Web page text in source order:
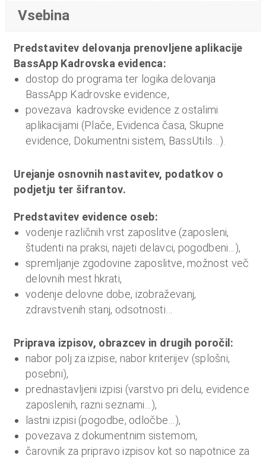
b
r
a
č
u
n
,
o
a
l
o
n
f
n
a
c
Vsebina
Predstavitev delovanja prenovljene aplikacije
BassApp Kadrovska evidenca:
dostop do programa ter logika delovanja
BassApp Kadrovske evidence,
povezava kadrovske evidence z ostalimi
aplikacijami (Plače, Evidenca časa, Skupne
evidence, Dokumentni sistem, BassUtils…).
Urejanje osnovnih nastavitev, podatkov o
podjetju ter šifrantov.
Predstavitev evidence oseb:
vodenje različnih vrst zaposlitve (zaposleni,
študenti na praksi, najeti delavci, pogodbeni…),
spremljanje zgodovine zaposlitve, možnost več
delovnih mest hkrati,
vodenje delovne dobe, izobraževanj,
zdravstvenih stanj, odsotnosti…
Priprava izpisov, obrazcev in drugih poročil:
nabor polj za izpise, nabor kriterijev (splošni,
posebni),
prednastavljeni izpisi (varstvo pri delu, evidence
zaposlenih, razni seznami…),
lastni izpisi (pogodbe, odločbe…),
povezava z dokumentnim sistemom,
čarovnik za pripravo izpisov kot so napotnice za